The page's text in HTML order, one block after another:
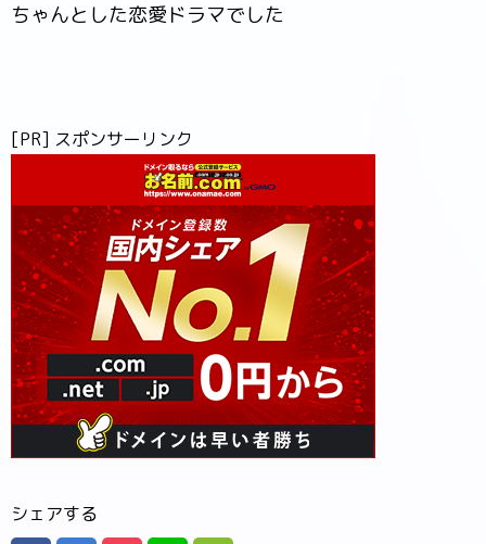
ちゃんとした恋愛ドラマでした
[PR] スポンサーリンク
シェアする